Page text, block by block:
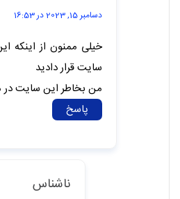
دسامبر 15, 2023 در 16:53
خیلی ممنون از اینکه
سایت قرار دادید
من بخاطر این سایت در
پاسخ
ناشناس